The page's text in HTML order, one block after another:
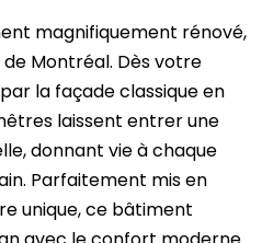
magnifiquement rénové,
Montréal. Dès votre
la façade classique en
laissent entrer une
donnant vie à chaque
Parfaitement mis en
unique, ce bâtiment